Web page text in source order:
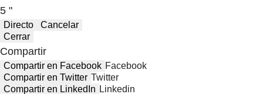
5 "
Directo
Cancelar
Cerrar
Compartir
Compartir en Facebook Facebook
Compartir en Twitter Twitter
Compartir en LinkedIn Linkedin